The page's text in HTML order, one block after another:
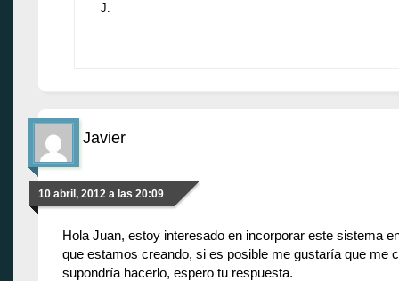
J.
Javier
10 abril, 2012 a las 20:09
Hola Juan, estoy interesado en incorporar este sistema
que estamos creando, si es posible me gustaría que me
supondría hacerlo, espero tu respuesta.